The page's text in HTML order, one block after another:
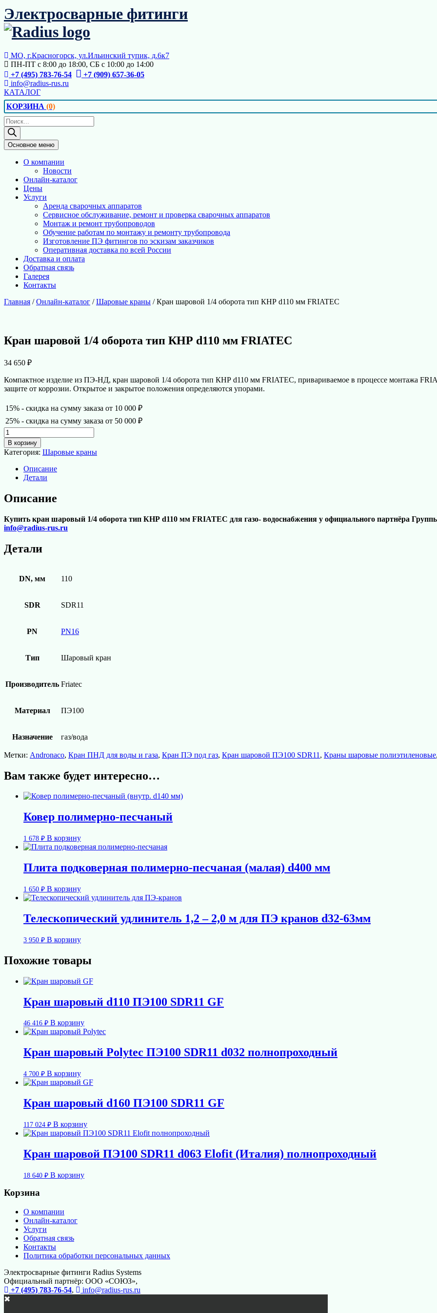
Перейти
к
содержимому
Электросварные фитинги
МО, г.Красногорск, ул.Ильинский тупик, д.6к7
ПН-ПТ с 8:00 до 18:00, СБ с 10:00 до 14:00
+7 (495) 783-76-54
+7 (909) 657-36-05
info@radius-rus.ru
КАТАЛОГ
КОРЗИНА (0)
Поиск
товаров
Основное меню
О компании
Новости
Онлайн-каталог
Цены
Услуги
Аренда сварочных аппаратов
Сервисное обслуживание, ремонт и проверка сварочных аппаратов
Монтаж и ремонт трубопроводов
Обучение работам по монтажу и ремонту трубопровода
Изготовление ПЭ фитингов по эскизам заказчиков
Оперативная доставка по всей России
Доставка и оплата
Обратная связь
Галерея
Контакты
Главная /Онлайн-каталог /Шаровые краны / Кран шаровой 1/4 оборота тип КНР d110 мм FRIATEC
Кран шаровой 1/4 оборота тип КНР d110 мм FRIATEC
34 650 ₽
Компактное изделие из ПЭ-НД, кран шаровой 1/4 оборота тип КНР d110 мм FRIATEC, привариваемое в процессе монтажа
защите от коррозии. Открытое и закрытое положения определяются упорами.
15% - скидка на сумму заказа от 10 000 ₽
25% - скидка на сумму заказа от 50 000 ₽
Количество
товара
Кран
шаровой
оборота
КНР
d110
FRIATEC
В корзину
Категория: Шаровые краны
Описание
Детали
Описание
Купить кран шаровый 1/4 оборота тип КНР d110 мм FRIATEC для газо- водоснабжения у официального партнёра
info@radius-rus.ru
Детали
DN, мм 110
SDR SDR11
PN PN16
Тип Шаровый кран
Производитель Friatec
Материал ПЭ100
Назначение газ/вода
Метки: Andronaco, Кран ПНД для воды и газа, Кран ПЭ под газ, Кран шаровой ПЭ100 SDR11 , Краны шаровые полиэтиленовые,
Вам также будет интересно…
Ковер полимерно-песчаный
1 678 ₽ В корзину
Плита подковерная полимерно-песчаная (малая) d400 мм
1 650 ₽ В корзину
Телескопический удлинитель 1,2 – 2,0 м для ПЭ кранов d32-63мм
3 950 ₽ В корзину
Похожие товары
Кран шаровый d110 ПЭ100 SDR11 GF
46 416 ₽ В корзину
Кран шаровый Polytec ПЭ100 SDR11 d032 полнопроходный
4 700 ₽ В корзину
Кран шаровый d160 ПЭ100 SDR11 GF
117 024 ₽ В корзину
Кран шаровой ПЭ100 SDR11 d063 Elofit (Италия) полнопроходный
18 640 ₽ В корзину
Корзина
О компании
Онлайн-каталог
Услуги
Обратная связь
Контакты
Политика обработки персональных данных
Электросварные фитинги Radius Systems
Официальный партнёр: ООО «СОЮЗ»,
+7 (495) 783-76-54,
info@radius-rus.ru
✖